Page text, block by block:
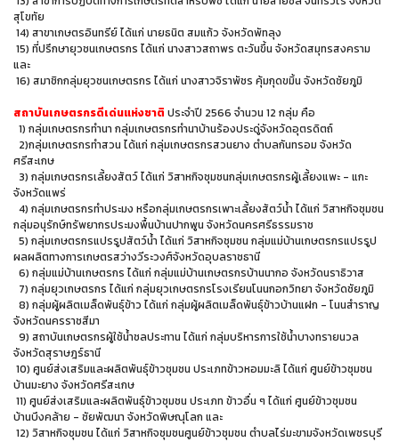
สุโขทัย
14) สาขาเกษตรอินทรีย์ ได้แก่ นายธนิต สมแก้ว จังหวัดพัทลุง
15) ที่ปรึกษายุวชนเกษตรกร ได้แก่ นางสาวสถาพร ตะวันขึ้น จังหวัดสมุทรสงคราม
และ
16) สมาชิกกลุ่มยุวชนเกษตรกร ได้แก่ นางสาวจิราพัชร คุ้มกุดขมิ้น จังหวัดชัยภูมิ
สถาบันเกษตรกรดีเด่นแห่งชาติ ประจำปี 2566 จำนวน 12 กลุ่ม คือ
1) กลุ่มเกษตรกรทำนา กลุ่มเกษตรกรทำนาบ้านร้องประดู่จังหวัดอุตรดิตถ์
2)กลุ่มเกษตรกรทำสวน ได้แก่ กลุ่มเกษตรกรสวนยาง ตำบลกันทรอม จังหวัด
ศรีสะเกษ
3) กลุ่มเกษตรกรเลี้ยงสัตว์ ได้แก่ วิสาหกิจชุมชนกลุ่มเกษตรกรผู้เลี้ยงแพะ - แกะ
จังหวัดแพร่
4) กลุ่มเกษตรกรทำประมง หรือกลุ่มเกษตรกรเพาะเลี้ยงสัตว์น้ำ ได้แก่ วิสาหกิจชุมชน
กลุ่มอนุรักษ์ทรัพยากรประมงพื้นบ้านปากพูน จังหวัดนครศรีธรรมราช
5) กลุ่มเกษตรกรแปรรูปสัตว์น้ำ ได้แก่ วิสาหกิจชุมชน กลุ่มแม่บ้านเกษตรกรแปรรูป
ผลผลิตทางการเกษตรสว่างวีระวงศ์จังหวัดอุบลราชธานี
6) กลุ่มแม่บ้านเกษตรกร ได้แก่ กลุ่มแม่บ้านเกษตรกรบ้านนากอ จังหวัดนราธิวาส
7) กลุ่มยุวเกษตรกร ได้แก่ กลุ่มยุวเกษตรกรโรงเรียนโนนกอกวิทยา จังหวัดชัยภูมิ
8) กลุ่มผู้ผลิตเมล็ดพันธุ์ข้าว ได้แก่ กลุ่มผู้ผลิตเมล็ดพันธุ์ข้าวบ้านแฝก - โนนสำราญ
จังหวัดนครราชสีมา
9) สถาบันเกษตรกรผู้ใช้น้ำชลประทาน ได้แก่ กลุ่มบริหารการใช้น้ำบางทรายนวล
จังหวัดสุราษฎร์ธานี
10) ศูนย์ส่งเสริมและผลิตพันธุ์ข้าวชุมชน ประเภทข้าวหอมมะลิ ได้แก่ ศูนย์ข้าวชุมชน
บ้านมะยาง จังหวัดศรีสะเกษ
11) ศูนย์ส่งเสริมและผลิตพันธุ์ข้าวชุมชน ประเภท ข้าวอื่น ๆ ได้แก่ ศูนย์ข้าวชุมชน
บ้านบึงคล้าย - ชัยพัฒนา จังหวัดพิษณุโลก และ
12) วิสาหกิจชุมชน ได้แก่ วิสาหกิจชุมชนศูนย์ข้าวชุมชน ตำบลไร่มะขามจังหวัดเพชรบุรี